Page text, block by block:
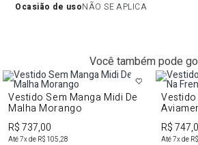
ocasião de usoNÃO SE APLICA
Você também pode
Vestido Sem Manga Midi De
Malha Morango
R$ 737,00
Até7x de R$ 105,28
R$
Até7x de